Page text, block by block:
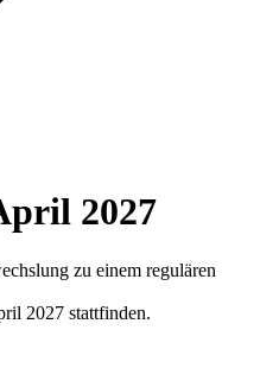
2027
zu einem regulären
2027 stattfinden.